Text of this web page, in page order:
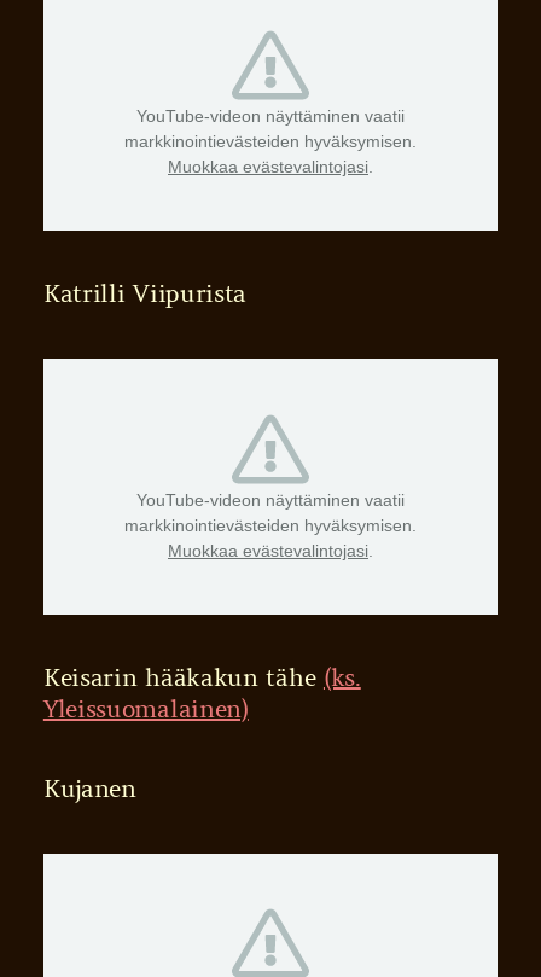
YouTube-videon näyttäminen vaatii
markkinointievästeiden hyväksymisen.
Muokkaa evästevalintojasi
Katrilli Viipurista
YouTube-videon näyttäminen vaatii
markkinointievästeiden hyväksymisen.
Muokkaa evästevalintojasi
Keisarin hääkakun tähe (ks.
Yleissuomalainen)
Kujanen